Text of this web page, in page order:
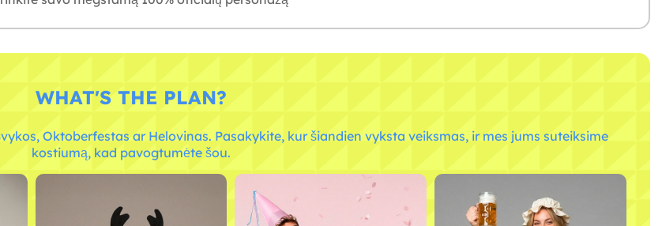
WHAT'S THE PLAN?
Oktoberfestas ar Helovinas. Pasakykite, kur šiandien vyksta veiksmas, ir mes jums suteiksime
kostiumą, kad pavogtumėte šou.